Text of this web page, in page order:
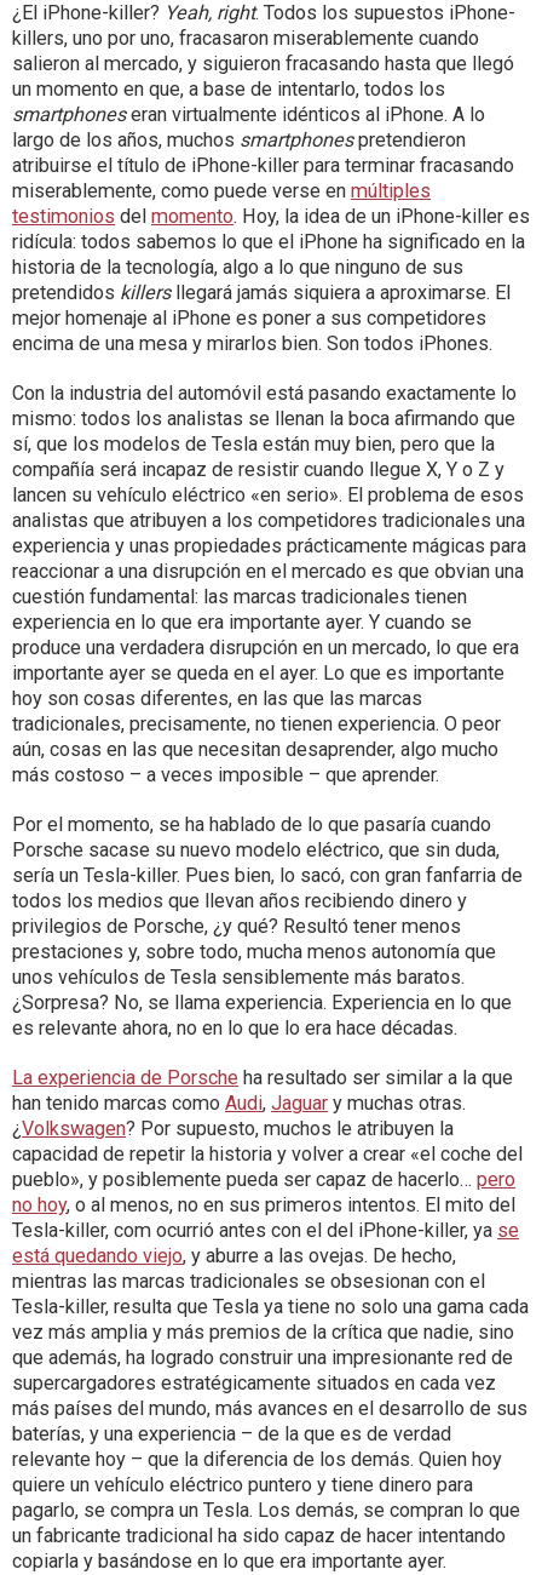
¿El iPhone-killer? Yeah, right. Todos los supuestos iPhone-
killers, uno por uno, fracasaron miserablemente cuando
salieron al mercado, y siguieron fracasando hasta que llegó
un momento en que, a base de intentarlo, todos los
smartphoneseran virtualmente idénticos al iPhone. A lo
largo de los años, muchos smartphonespretendieron
atribuirse el título de iPhone-killer para terminar fracasando
miserablemente, como puede verse en múltiples
testimonios del momento. Hoy, la idea de un iPhone-killer es
ridícula: todos sabemos lo que el iPhone ha significado en la
historia de la tecnología, algo a lo que ninguno de sus
pretendidos killersllegará jamás siquiera a aproximarse. El
mejor homenaje al iPhone es poner a sus competidores
encima de una mesa y mirarlos bien. Son todos iPhones.
Con la industria del automóvil está pasando exactamente lo
mismo: todos los analistas se llenan la boca afirmando que
sí, que los modelos de Tesla están muy bien, pero que la
compañía será incapaz de resistir cuando llegue X, Y o Z y
lancen su vehículo eléctrico «en serio». El problema de esos
analistas que atribuyen a los competidores tradicionales una
experiencia y unas propiedades prácticamente mágicas para
reaccionar a una disrupción en el mercado es que obvian una
cuestión fundamental: las marcas tradicionales tienen
experiencia en lo que era importante ayer. Y cuando se
produce una verdadera disrupción en un mercado, lo que era
importante ayer se queda en el ayer. Lo que es importante
hoy son cosas diferentes, en las que las marcas
tradicionales, precisamente, no tienen experiencia. O peor
aún, cosas en las que necesitan desaprender, algo mucho
más costoso – a veces imposible – que aprender.
Por el momento, se ha hablado de lo que pasaría cuando
Porsche sacase su nuevo modelo eléctrico, que sin duda,
sería un Tesla-killer. Pues bien, lo sacó, con gran fanfarria de
todos los medios que llevan años recibiendo dinero y
privilegios de Porsche, ¿y qué? Resultó tener menos
prestaciones y, sobre todo, mucha menos autonomía que
unos vehículos de Tesla sensiblemente más baratos.
¿Sorpresa? No, se llama experiencia. Experiencia en lo que
es relevante ahora, no en lo que lo era hace décadas.
La experiencia de Porsche ha resultado ser similar a la que
han tenido marcas como Audi, Jaguar y muchas otras.
¿Volkswagen? Por supuesto, muchos le atribuyen la
capacidad de repetir la historia y volver a crear «el coche del
pueblo», y posiblemente pueda ser capaz de hacerlo… pero
no hoy, o al menos, no en sus primeros intentos. El mito del
Tesla-killer, com ocurrió antes con el del iPhone-killer, ya se
está quedando viejo, y aburre a las ovejas. De hecho,
mientras las marcas tradicionales se obsesionan con el
Tesla-killer, resulta que Tesla ya tiene no solo una gama cada
vez más amplia y más premios de la crítica que nadie, sino
que además, ha logrado construir una impresionante red de
supercargadores estratégicamente situados en cada vez
más países del mundo, más avances en el desarrollo de sus
baterías, y una experiencia – de la que es de verdad
relevante hoy – que la diferencia de los demás. Quien hoy
quiere un vehículo eléctrico puntero y tiene dinero para
pagarlo, se compra un Tesla. Los demás, se compran lo que
un fabricante tradicional ha sido capaz de hacer intentando
copiarla y basándose en lo que era importante ayer.